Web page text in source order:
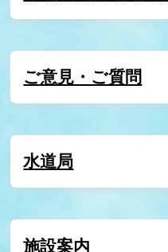
ご意見・ご質問
水道局
施設案内